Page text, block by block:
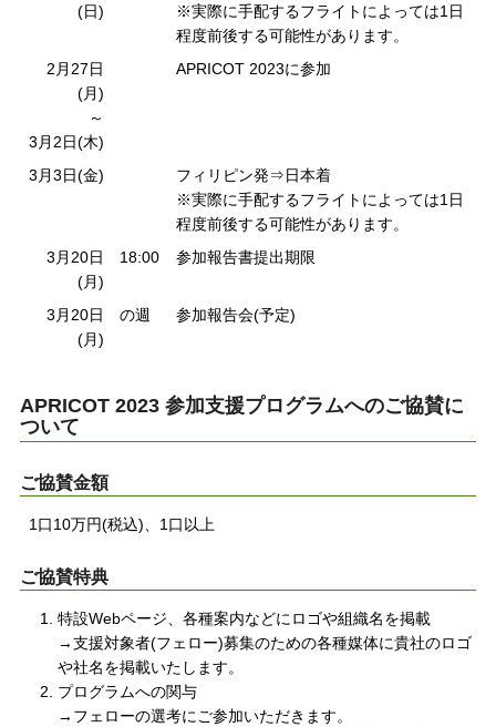
(日)
※実際に手配するフライトによっては1日
程度前後する可能性があります。
2月27日
(月)
～
3月2日(木)
APRICOT 2023に参加
3月3日(金)
フィリピン発⇒日本着
※実際に手配するフライトによっては1日
程度前後する可能性があります。
3月20日
(月)
18:00 参加報告書提出期限
3月20日
(月)
の週 参加報告会(予定)
APRICOT 2023 参加支援プログラムへのご協賛に
ついて
ご協賛金額
1口10万円(税込)、1口以上
ご協賛特典
特設Webページ、各種案内などにロゴや組織名を掲載
→支援対象者(フェロー)募集のための各種媒体に貴社のロゴ
や社名を掲載いたします。
プログラムへの関与
→フェローの選考にご参加いただきます。